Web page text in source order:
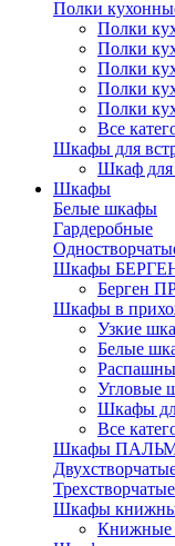
Полки
Полки
Полки
Полки
Полки
Полки
Все
Шкафы для
Шкаф для
Шкафы
Белые шкафы
Гардеробные
Шкафы
Берген
Шкафы в
Узкие
Белые
Угловые
Шкафы
Все
Шкафы
Трехстворчатые
Шкафы
Книжные